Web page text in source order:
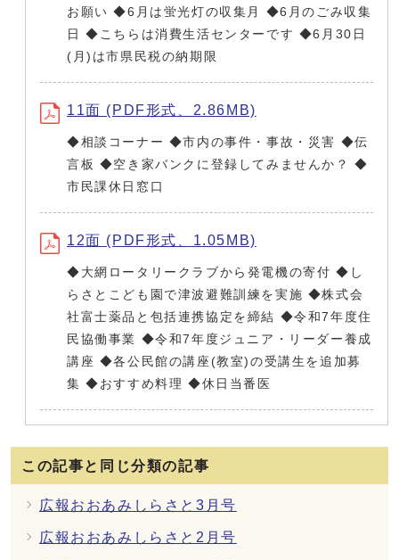
お願い ◆6月は蛍光灯の収集月 ◆6月のごみ収集
日 ◆こちらは消費生活センターです ◆6月30日
(月)は市県民税の納期限
11面 (PDF形式、2.86MB)
◆相談コーナー ◆市内の事件・事故・災害 ◆伝
言板 ◆空き家バンクに登録してみませんか？ ◆
市民課休日窓口
12面 (PDF形式、1.05MB)
◆大網ロータリークラブから発電機の寄付 ◆し
らさとこども園で津波避難訓練を実施 ◆株式会
社富士薬品と包括連携協定を締結 ◆令和7年度住
民協働事業 ◆令和7年度ジュニア・リーダー養成
講座 ◆各公民館の講座(教室)の受講生を追加募
集 ◆おすすめ料理 ◆休日当番医
この記事と同じ分類の記事
広報おおあみしらさと3月号
広報おおあみしらさと2月号